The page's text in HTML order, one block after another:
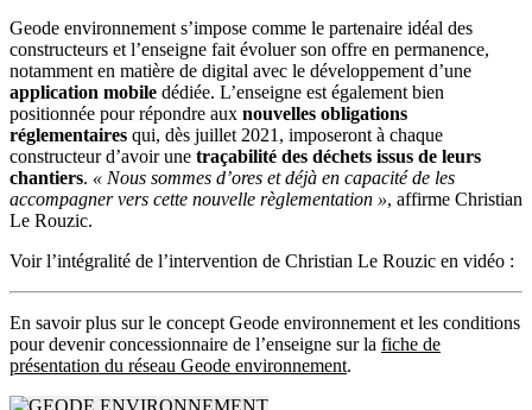
Geode environnement s’impose comme le partenaire idéal des
constructeurs et l’enseigne fait évoluer son offre en permanence,
notamment en matière de digital avec le développement d’une
application mobile dédiée. L’enseigne est également bien
positionnée pour répondre aux nouvelles obligations
réglementaires qui, dès juillet 2021, imposeront à chaque
constructeur d’avoir une traçabilité des déchets issus de leurs
chantiers. « Nous sommes d’ores et déjà en capacité de les
accompagner vers cette nouvelle règlementation », affirme Christian
Le Rouzic.
Voir l’intégralité de l’intervention de Christian Le Rouzic en vidéo :
En savoir plus sur le concept Geode environnement et les conditions
pour devenir concessionnaire de l’enseigne sur la fiche de
présentation du réseau Geode environnement.